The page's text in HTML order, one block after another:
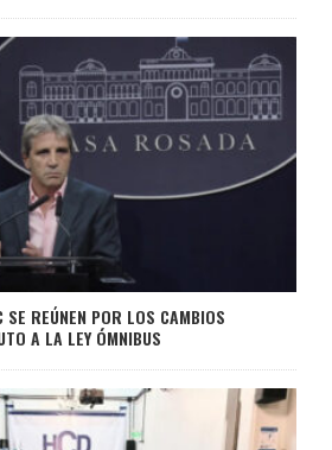
SE REÚNEN POR LOS CAMBIOS
A LA LEY ÓMNIBUS